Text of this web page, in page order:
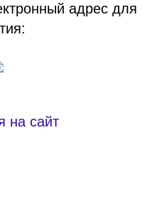
адрес для
на сайт